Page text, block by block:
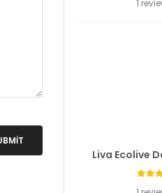
1
Liva Ecolive